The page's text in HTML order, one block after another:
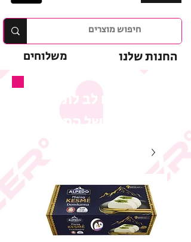
החנות שלנו משלוחים
המבצע של המוצר